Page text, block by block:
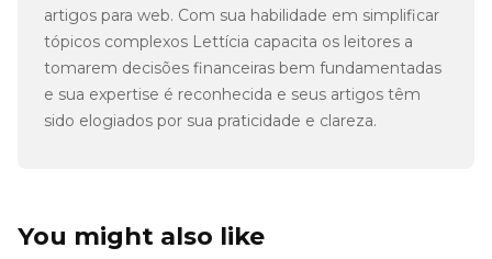
artigos para web. Com sua habilidade em simplificar
tópicos complexos Lettícia capacita os leitores a
tomarem decisões financeiras bem fundamentadas
e sua expertise é reconhecida e seus artigos têm
sido elogiados por sua praticidade e clareza.
You might also like